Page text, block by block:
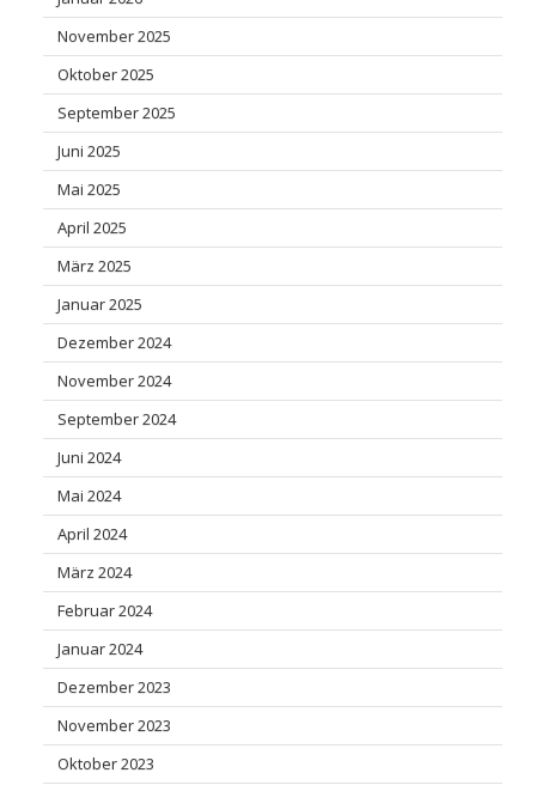
November 2025
Oktober 2025
September 2025
Juni 2025
Mai 2025
April 2025
März 2025
Januar 2025
Dezember 2024
November 2024
September 2024
Juni 2024
Mai 2024
April 2024
März 2024
Februar 2024
Januar 2024
Dezember 2023
November 2023
Oktober 2023